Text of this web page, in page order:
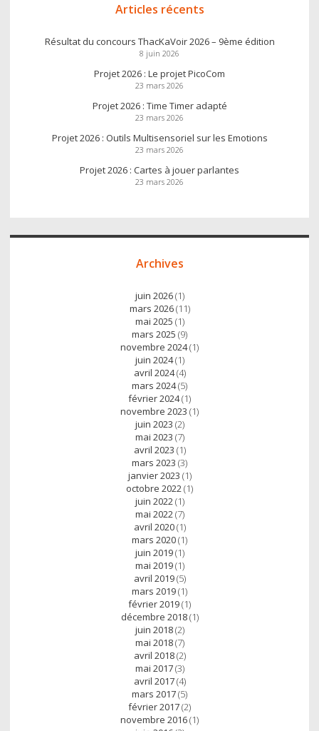
Articles récents
Résultat du concours ThacKaVoir 2026 – 9ème édition
8 juin 2026
Projet 2026 : Le projet PicoCom
23 mars 2026
Projet 2026 : Time Timer adapté
23 mars 2026
Projet 2026 : Outils Multisensoriel sur les Emotions
23 mars 2026
Projet 2026 : Cartes à jouer parlantes
23 mars 2026
Archives
juin 2026(1)
mars 2026(11)
mai 2025 (1)
mars 2025 (9)
novembre 2024(1)
juin 2024(1)
avril 2024(4)
mars 2024(5)
février 2024(1)
novembre 2023 (1)
juin 2023 (2)
mai 2023 (7)
avril 2023 (1)
mars 2023 (3)
janvier 2023 (1)
octobre 2022(1)
juin 2022(1)
mai 2022(7)
avril 2020(1)
mars 2020(1)
juin 2019(1)
mai 2019(1)
avril 2019(5)
mars 2019(1)
février 2019(1)
décembre 2018(1)
juin 2018(2)
mai 2018(7)
avril 2018(2)
mai 2017(3)
avril 2017(4)
mars 2017(5)
février 2017(2)
novembre 2016(1)